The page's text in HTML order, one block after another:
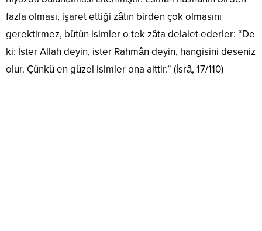
fazla olması, işaret ettiği zâtın birden çok olmasını
gerektirmez, bütün isimler o tek zâta delalet ederler: “De
ki: İster Allah deyin, ister Rahmân deyin, hangisini deseniz
olur. Çünkü en güzel isimler ona aittir.” (İsrâ, 17/110)